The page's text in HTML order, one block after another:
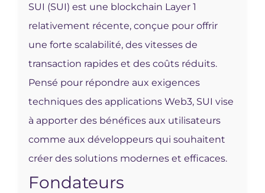
SUI (SUI) est une blockchain Layer 1
relativement récente, conçue pour offrir
une forte scalabilité, des vitesses de
transaction rapides et des coûts réduits.
Pensé pour répondre aux exigences
techniques des applications Web3, SUI vise
à apporter des bénéfices aux utilisateurs
comme aux développeurs qui souhaitent
créer des solutions modernes et efficaces.
Fondateurs